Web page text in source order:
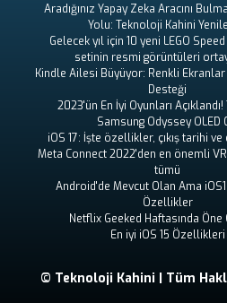
Aradığınız Yapay Zeka Aracını
Yolu: Teknoloji Kahini
Gelecek yıl için 10 yeni LEGO
setinin resmi görüntüleri
Kindle Ailesi Büyüyor: Renkli Ekranlar
Desteği
2023'ün En İyi Oyunları Açıklandı!
Samsung Odyssey OLED
iOS 17: İşte özellikler, çıkış tarihi ve
Meta Connect 2022'den en önemli VR
tümü
Android'de Mevcut Olan Ama
Özellikler
Netflix Geeked Haftasında Öne
En iyi iOS 15 Özellikleri
© Teknoloji Kahini | Tüm